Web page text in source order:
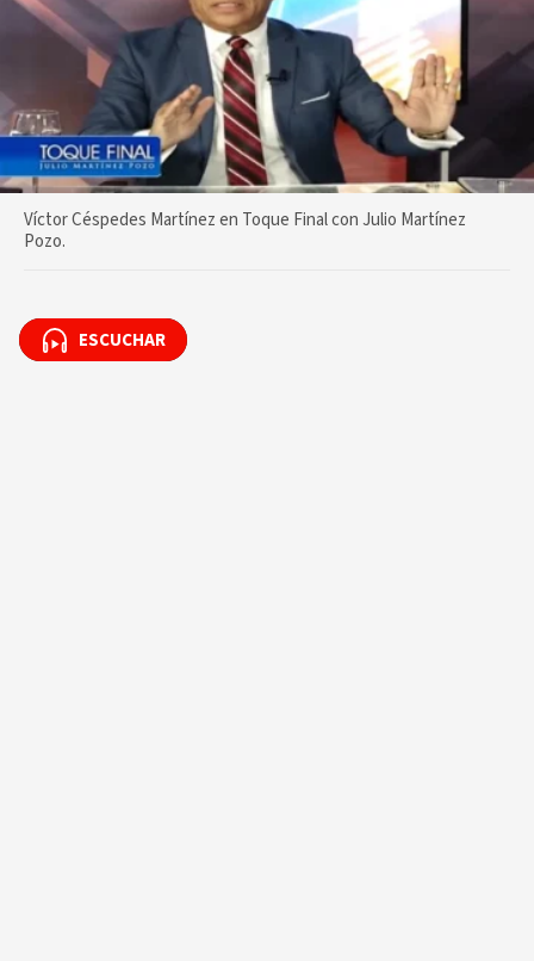
Víctor Céspedes Martínez en Toque Final con Julio Martínez
Pozo.
ESCUCHAR
ESCUCHAR